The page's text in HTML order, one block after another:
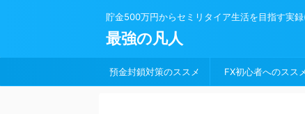
貯金500万円からセミリタイア生活を目指す実
最強の凡人
預金封鎖対策のススメ FX初心者へのスス